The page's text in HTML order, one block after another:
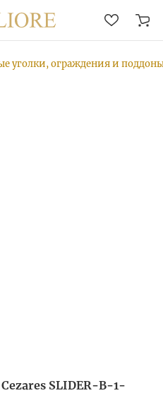
уголки, ограждения и
SLIDER-B-1-